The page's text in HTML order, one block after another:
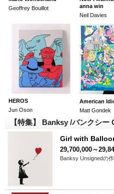
Geoffrey Bouillot
anna win
Neil Davies
HEROS
Jun Oson
American
Matt Gondek
【特集】 Banksy /バンクシー
Girl with
29,700,000～
Banksy Unsignedの